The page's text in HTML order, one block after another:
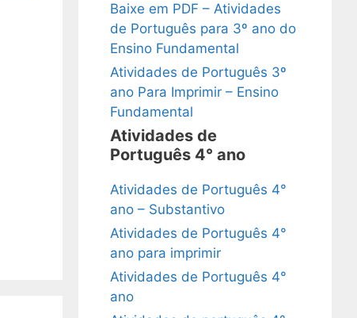
Baixe em PDF – Atividades
de Português para 3º ano do
Ensino Fundamental
Atividades de Português 3º
ano Para Imprimir – Ensino
Fundamental
Atividades de
Português 4° ano
Atividades de Português 4°
ano – Substantivo
Atividades de Português 4°
ano para imprimir
Atividades de Português 4°
ano